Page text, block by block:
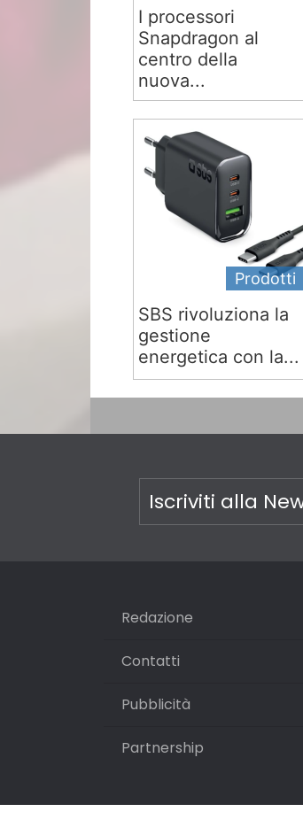
I processori
Snapdragon al
centro della
nuova...
Prodotti
SBS rivoluziona la
gestione
energetica con la...
Iscriviti alla
Redazione
Contatti
Pubblicità
Partnership